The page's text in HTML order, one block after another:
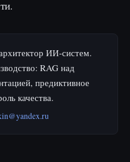
ИИ-систем.
RAG над
предиктивное
качества.